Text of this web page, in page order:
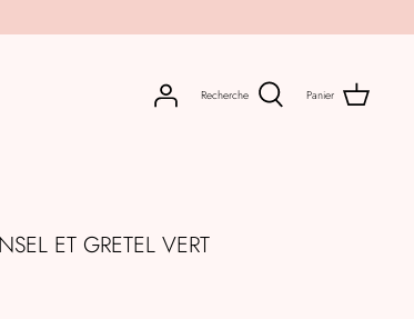
Recherche Panier
ET GRETEL VERT